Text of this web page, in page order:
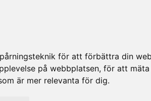
för att förbättra din
på webbplatsen, för att
är mer relevanta för dig.